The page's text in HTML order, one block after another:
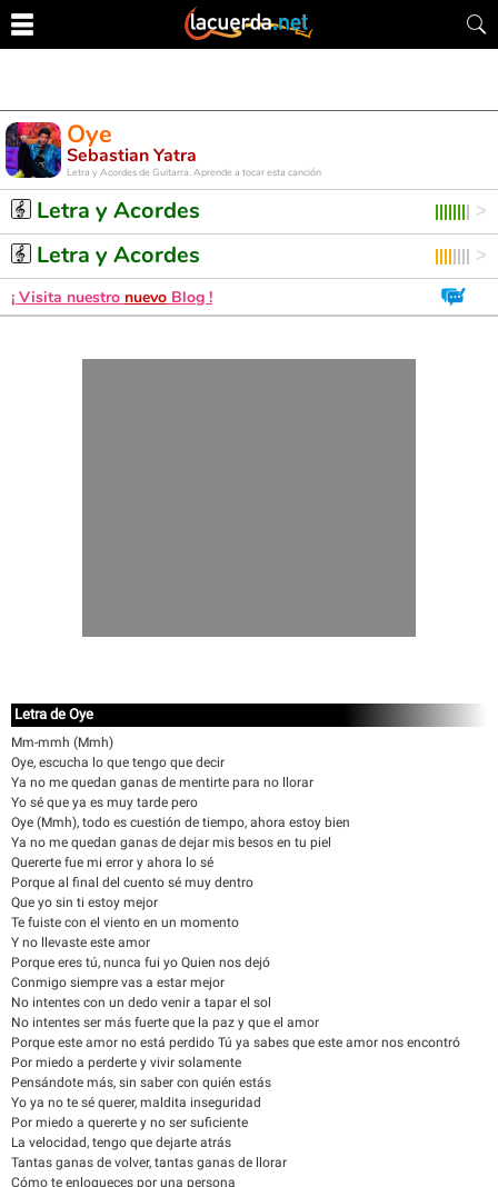
Oye
Sebastian Yatra
Letra y Acordes de Guitarra. Aprende a tocar esta canción
Letra y Acordes
Letra y Acordes
¡ Visita nuestro nuevo Blog !
Letra de Oye
Mm-mmh (Mmh)
Oye, escucha lo que tengo que decir
Ya no me quedan ganas de mentirte para no llorar
Yo sé que ya es muy tarde pero
Oye (Mmh), todo es cuestión de tiempo, ahora estoy bien
Ya no me quedan ganas de dejar mis besos en tu piel
Quererte fue mi error y ahora lo sé
Porque al final del cuento sé muy dentro
Que yo sin ti estoy mejor
Te fuiste con el viento en un momento
Y no llevaste este amor
Porque eres tú, nunca fui yo Quien nos dejó
Conmigo siempre vas a estar mejor
No intentes con un dedo venir a tapar el sol
No intentes ser más fuerte que la paz y que el amor
Porque este amor no está perdido Tú ya sabes que este amor nos encontró
Por miedo a perderte y vivir solamente
Pensándote más, sin saber con quién estás
Yo ya no te sé querer, maldita inseguridad
Por miedo a quererte y no ser suficiente
La velocidad, tengo que dejarte atrás
Tantas ganas de volver, tantas ganas de llorar
Cómo te enloqueces por una persona